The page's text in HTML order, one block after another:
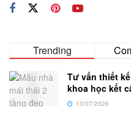
Trending
Tư vấn thiết
khoa học kết
13/07/2026